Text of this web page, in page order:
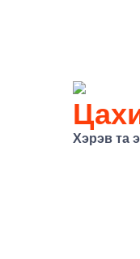
Хэрэв та